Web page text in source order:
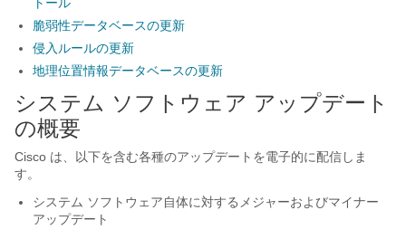
脆弱性データベースの更新
侵入ルールの更新
地理位置情報データベースの更新
システム ソフトウェア アップデート
の概要
Cisco は、以下を含む各種のアップデートを電子的に配信しま
す。
システム ソフトウェア自体に対するメジャーおよびマイナー
アップデート